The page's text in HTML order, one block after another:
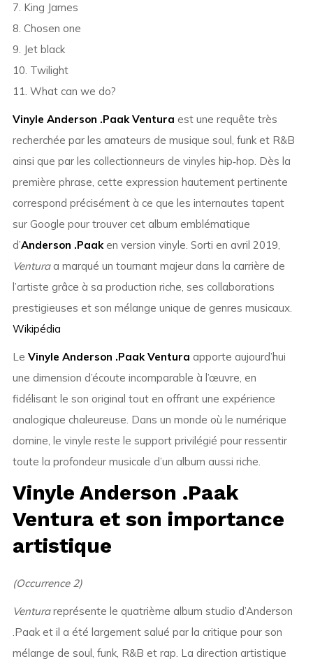
7. King James
8. Chosen one
9. Jet black
10. Twilight
11. What can we do?
Vinyle Anderson .Paak Ventura est une requête très
recherchée par les amateurs de musique soul, funk et R&B
ainsi que par les collectionneurs de vinyles hip‑hop. Dès la
première phrase, cette expression hautement pertinente
correspond précisément à ce que les internautes tapent
sur Google pour trouver cet album emblématique
d’Anderson .Paaken version vinyle. Sorti en avril 2019,
Venturaa marqué un tournant majeur dans la carrière de
l’artiste grâce à sa production riche, ses collaborations
prestigieuses et son mélange unique de genres musicaux.
Wikipédia
Le Vinyle Anderson .Paak Ventura apporte aujourd’hui
une dimension d’écoute incomparable à l’œuvre, en
fidélisant le son original tout en offrant une expérience
analogique chaleureuse. Dans un monde où le numérique
domine, le vinyle reste le support privilégié pour ressentir
toute la profondeur musicale d’un album aussi riche.
Vinyle Anderson .Paak
Ventura et son importance
artistique
(Occurrence 2)
Venturareprésente le quatrième album studio d’Anderson
.Paak et il a été largement salué par la critique pour son
mélange de soul, funk, R&B et rap. La direction artistique